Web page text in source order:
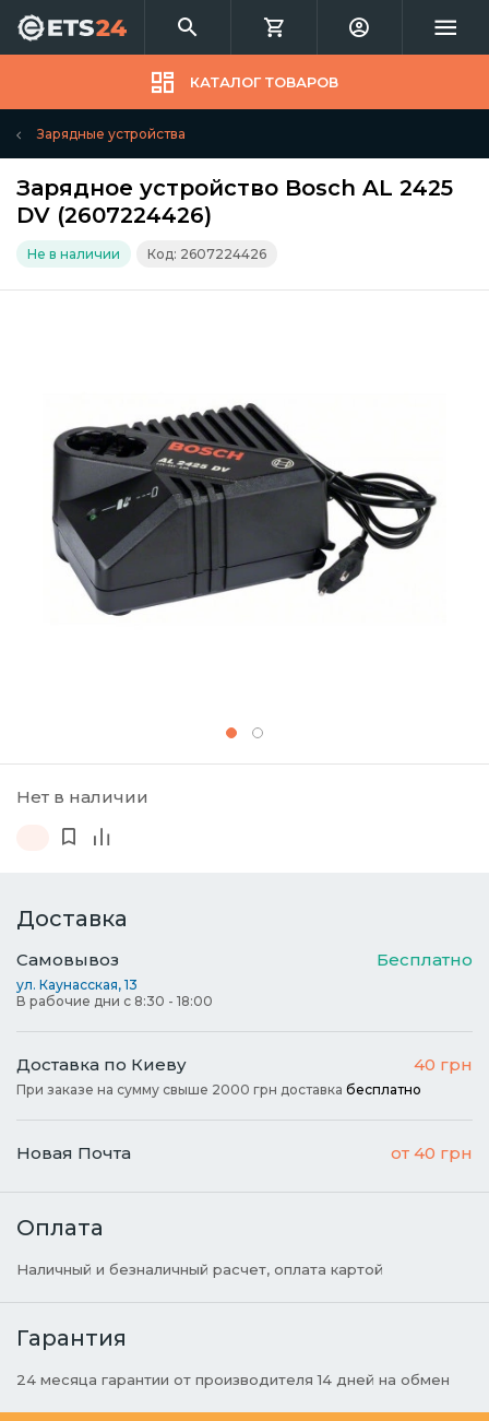
КАТАЛОГ ТОВАРОВ
Зарядные устройства
Зарядное устройство Bosch AL 2425
DV (2607224426)
Не в наличии Код: 2607224426
Нет в наличии
Доставка
Самовывоз Бесплатно
ул. Каунасская, 13
В рабочие дни с 8:30 - 18:00
Доставка по Киеву 40 грн
При заказе на сумму свыше 2000 грн доставка бесплатно
Новая Почта от 40 грн
Оплата
Наличный и безналичный расчет, оплата картой
Гарантия
24 месяца гарантии от производителя 14 дней на обмен